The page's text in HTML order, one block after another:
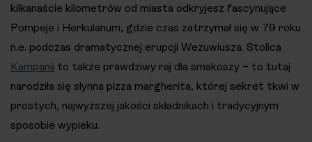
kilkanaście kilometrów od miasta odkryjesz fascynujące
Pompeje i Herkulanum, gdzie czas zatrzymał się w 79 roku
n.e. podczas dramatycznej erupcji Wezuwiusza. Stolica
Kampanii to także prawdziwy raj dla smakoszy – to tutaj
narodziła się słynna pizza margherita, której sekret tkwi w
prostych, najwyższej jakości składnikach i tradycyjnym
sposobie wypieku.